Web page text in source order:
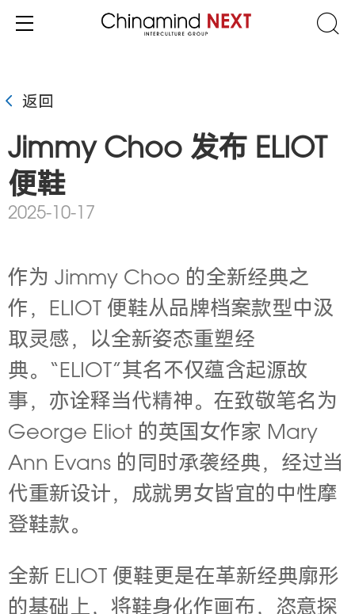
返回
Jimmy Choo 发布 ELIOT
便鞋
2025-10-17
作为 Jimmy Choo 的全新经典之
作，ELIOT 便鞋从品牌档案款型中汲
取灵感，以全新姿态重塑经
典。“ELIOT”其名不仅蕴含起源故
事，亦诠释当代精神。在致敬笔名为
George Eliot 的英国女作家 Mary
Ann Evans 的同时承袭经典，经过当
代重新设计，成就男女皆宜的中性摩
登鞋款。
全新 ELIOT 便鞋更是在革新经典廓形
的基础上，将鞋身化作画布，恣意探